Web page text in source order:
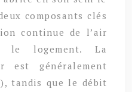
composants clés
continue de l’air
le logement. La
est généralement
tandis que le débit